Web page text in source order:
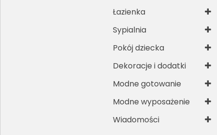
Łazienka
Sypialnia
Pokój dziecka
Dekoracje i dodatki
Modne gotowanie
Modne wyposażenie
Wiadomości